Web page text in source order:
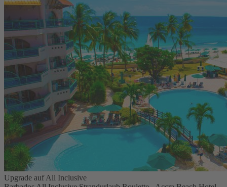
Upgrade auf All Inclusive